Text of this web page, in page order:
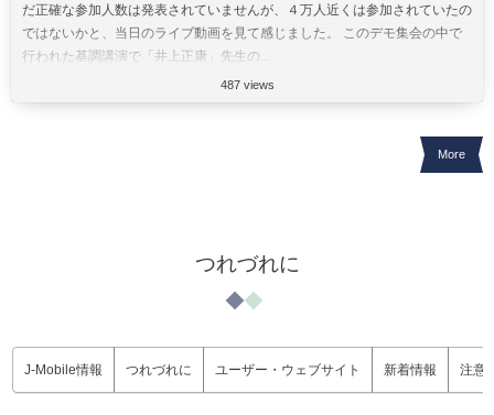
だ正確な参加人数は発表されていませんが、４万人近くは参加されていたの
ではないかと、当日のライブ動画を見て感じました。 このデモ集会の中で
行われた基調講演で「井上正康」先生の...
487 views
More
つれづれに
J-Mobile情報 つれづれに ユーザー・ウェブサイト 新着情報 注意